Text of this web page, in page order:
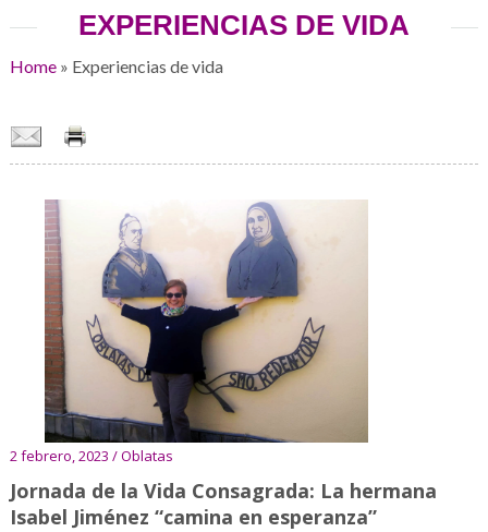
EXPERIENCIAS DE VIDA
Home» Experiencias de vida
2 febrero, 2023 / Oblatas
Jornada de la Vida Consagrada: La hermana
Isabel Jiménez “camina en esperanza”